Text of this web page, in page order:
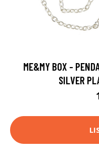
ME&MY BOX -
SILVER